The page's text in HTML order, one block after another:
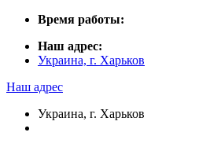
Время работы:
Наш адрес:
Украина, г. Харьков
Наш адрес
Украина, г. Харьков